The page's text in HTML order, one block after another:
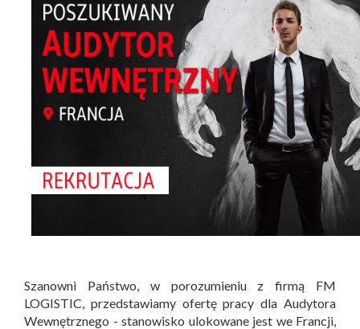
Szanowni Państwo, w porozumieniu z firmą FM
LOGISTIC, przedstawiamy ofertę pracy dla Audytora
Wewnętrznego - stanowisko ulokowane jest we Francji,